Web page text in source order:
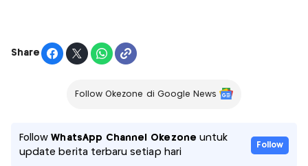
Share
Follow Okezone di Google News
FollowWhatsApp Channel Okezone untuk
update berita terbaru setiap hari
Follow